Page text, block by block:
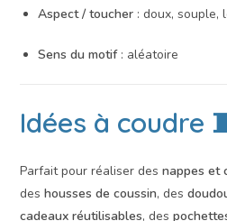
Aspect / toucher : doux, souple,
Sens du motif: aléatoire
Idées à coudre
Parfait pour réaliser desnappes et
deshousses de coussin, des
cadeaux réutilisables, des